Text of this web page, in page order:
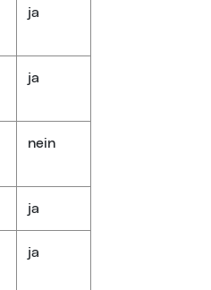
ja
ja
nein
ja
ja